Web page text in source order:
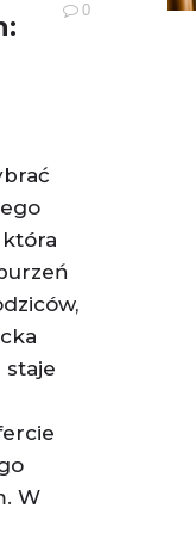
0
W